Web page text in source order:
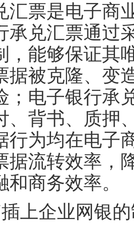
汇票是电子商
承兑汇票通过
，能够保证其
据被克隆、变
；电子银行承
、背书、质押
行为均在电子
据流转效率，
商务效率。
上企业网银